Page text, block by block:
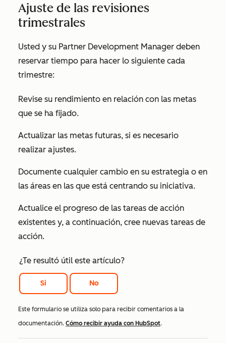
Ajuste de las revisiones
trimestrales
Usted y su Partner Development Manager deben
reservar tiempo para hacer lo siguiente cada
trimestre:
Revise su rendimiento en relación con las metas
que se ha fijado.
Actualizar las metas futuras, si es necesario
realizar ajustes.
Documente cualquier cambio en su estrategia o en
las áreas en las que está centrando su iniciativa.
Actualice el progreso de las tareas de acción
existentes y, a continuación, cree nuevas tareas de
acción.
¿Te resultó útil este artículo?
Si No
Este formulario se utiliza solo para recibir comentarios a la
documentación. Cómo recibir ayuda con HubSpot.